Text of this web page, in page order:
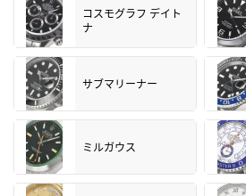
コスモグラフ デイト
ナ
サブマリーナー
ミルガウス